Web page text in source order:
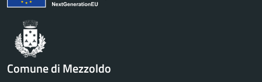
Comune di Mezzoldo